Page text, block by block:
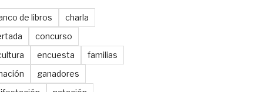
de libros
charla
concurso
encuesta
familias
ganadores